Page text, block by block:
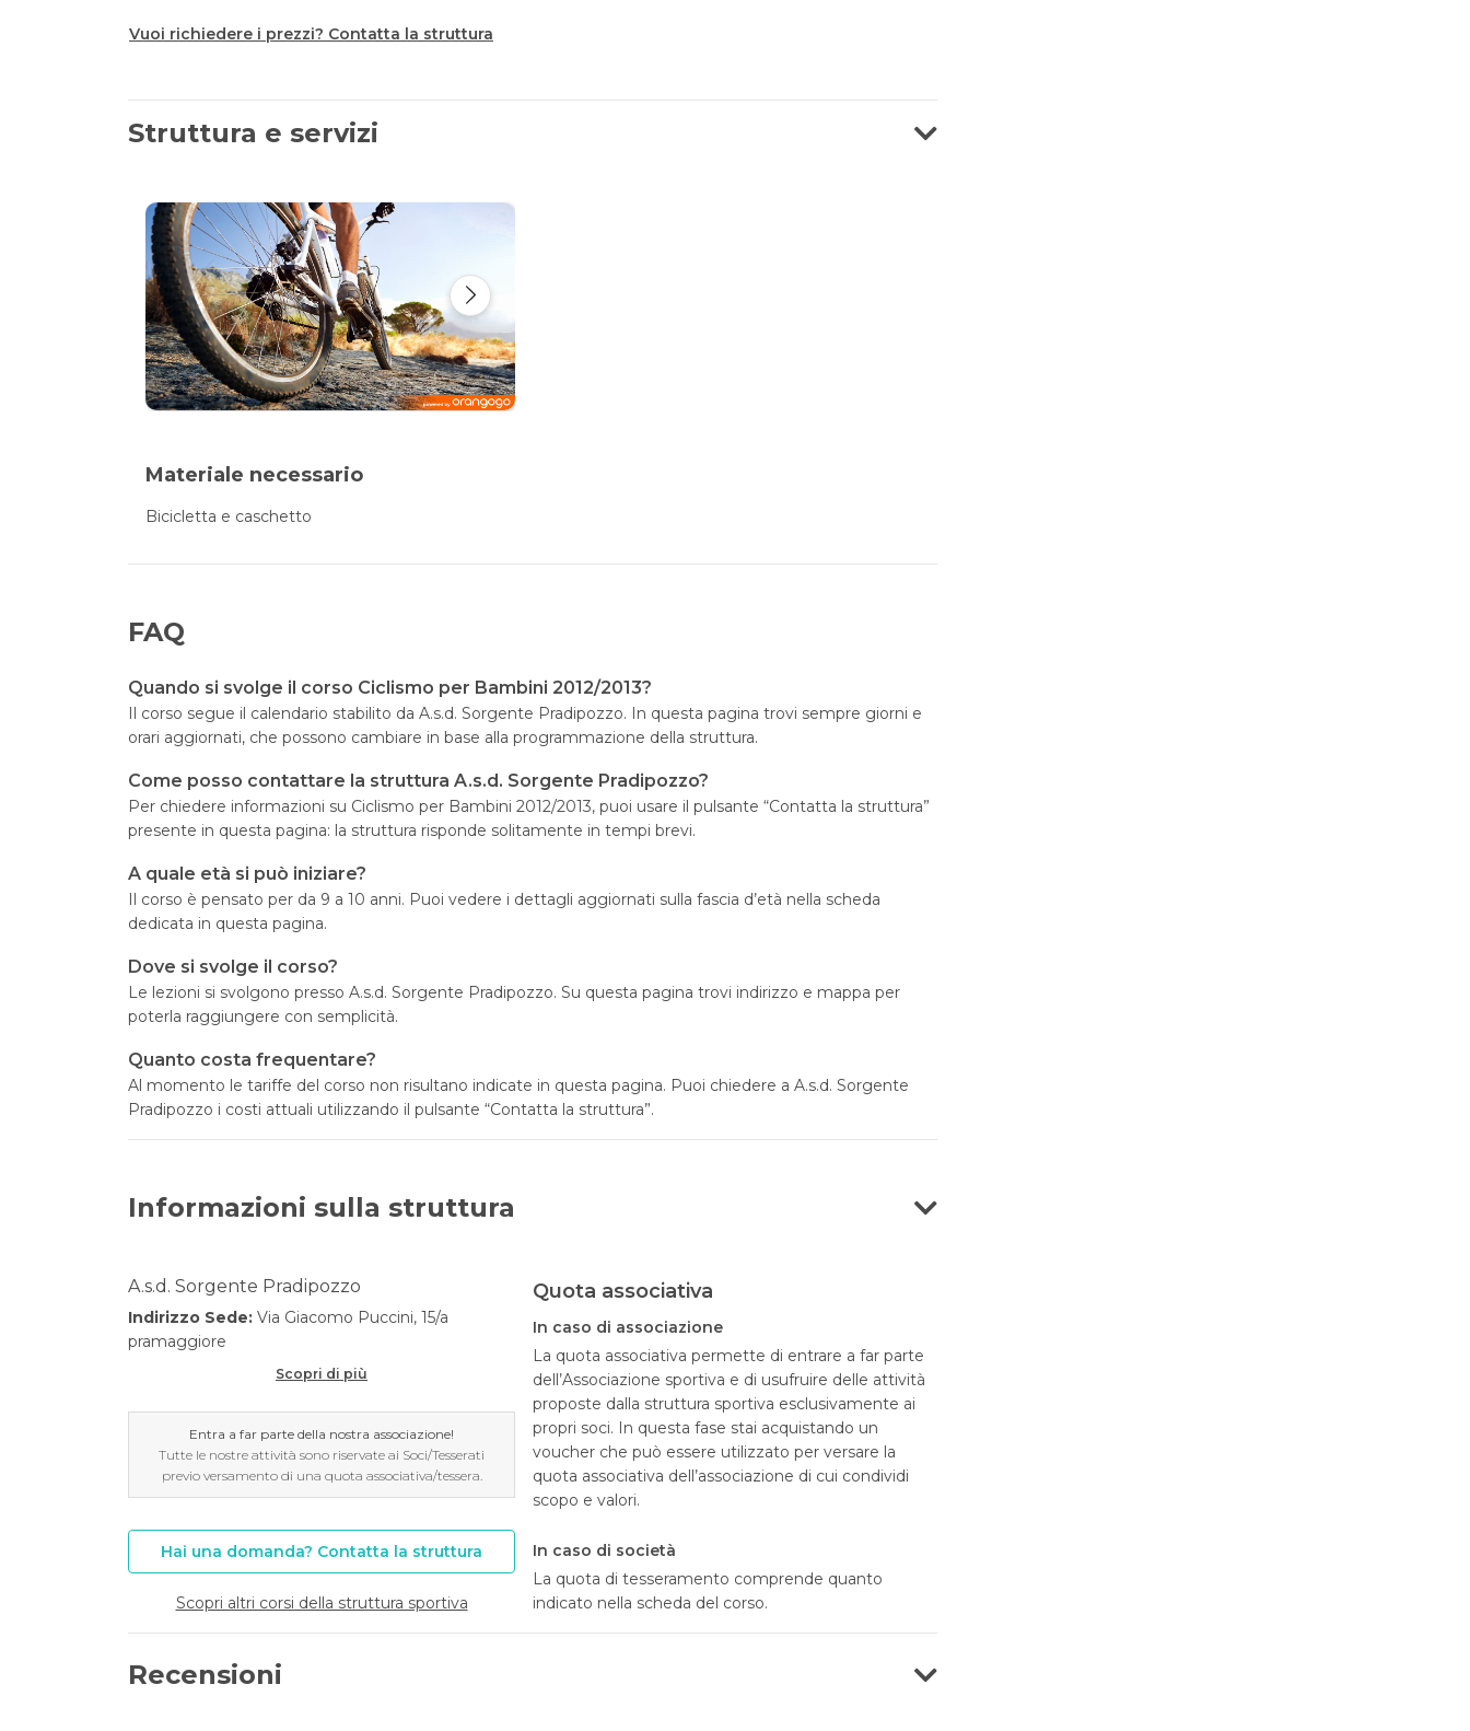
Vuoi richiedere i prezzi? Contatta la struttura
Struttura e servizi
Materiale necessario
Bicicletta e caschetto
FAQ
Quando si svolge il corso Ciclismo per Bambini 2012/2013?
Il corso segue il calendario stabilito da A.s.d. Sorgente Pradipozzo. In questa pagina trovi sempre giorni e
orari aggiornati, che possono cambiare in base alla programmazione della struttura.
Come posso contattare la struttura A.s.d. Sorgente Pradipozzo?
Per chiedere informazioni su Ciclismo per Bambini 2012/2013, puoi usare il pulsante “Contatta la struttura”
presente in questa pagina: la struttura risponde solitamente in tempi brevi.
A quale età si può iniziare?
Il corso è pensato per da 9 a 10 anni. Puoi vedere i dettagli aggiornati sulla fascia d’età nella scheda
dedicata in questa pagina.
Dove si svolge il corso?
Le lezioni si svolgono presso A.s.d. Sorgente Pradipozzo. Su questa pagina trovi indirizzo e mappa per
poterla raggiungere con semplicità.
Quanto costa frequentare?
Al momento le tariffe del corso non risultano indicate in questa pagina. Puoi chiedere a A.s.d. Sorgente
Pradipozzo i costi attuali utilizzando il pulsante “Contatta la struttura”.
Informazioni sulla struttura
A.s.d. Sorgente Pradipozzo
Indirizzo Sede: Via Giacomo Puccini, 15/a
pramaggiore
Scopri di più
Entra a far parte della nostra associazione!
Tutte le nostre attività sono riservate ai Soci/Tesserati
previo versamento di una quota associativa/tessera.
Hai una domanda? Contatta la struttura
Scopri altri corsi della struttura sportiva
Quota associativa
In caso di associazione
La quota associativa permette di entrare a far parte
dell’Associazione sportiva e di usufruire delle attività
proposte dalla struttura sportiva esclusivamente ai
propri soci. In questa fase stai acquistando un
voucher che può essere utilizzato per versare la
quota associativa dell’associazione di cui condividi
scopo e valori.
In caso di società
La quota di tesseramento comprende quanto
indicato nella scheda del corso.
Recensioni